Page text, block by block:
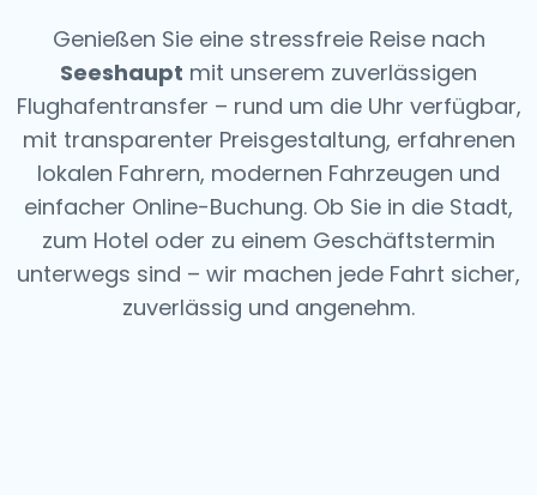
Genießen Sie eine stressfreie Reise nach
Seeshaupt mit unserem zuverlässigen
Flughafentransfer – rund um die Uhr verfügbar,
mit transparenter Preisgestaltung, erfahrenen
lokalen Fahrern, modernen Fahrzeugen und
einfacher Online-Buchung. Ob Sie in die Stadt,
zum Hotel oder zu einem Geschäftstermin
unterwegs sind – wir machen jede Fahrt sicher,
zuverlässig und angenehm.